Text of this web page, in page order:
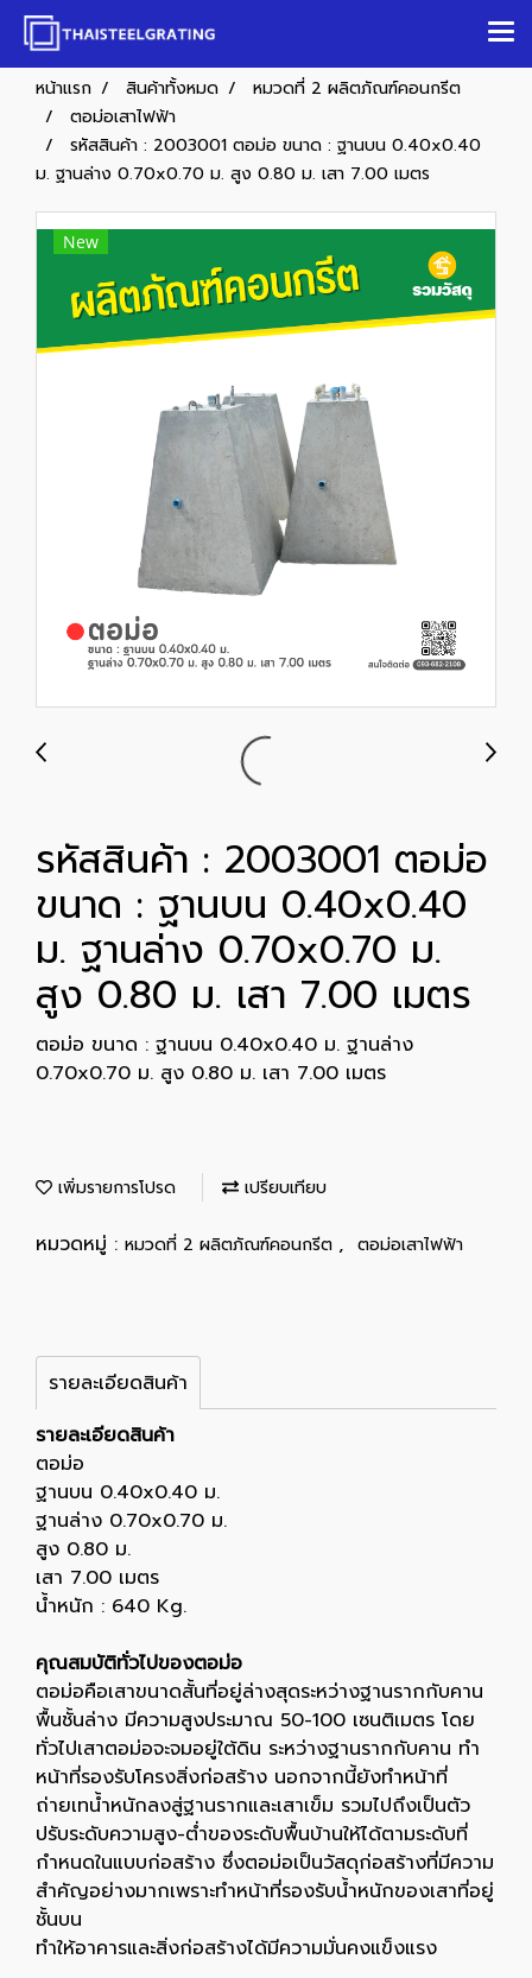
หน้าแรก สินค้าทั้งหมด
หมวดที่ 2 ผลิตภัณฑ์คอนกรีต
ตอม่อเสาไฟฟ้า
รหัสสินค้า : 2003001 ตอม่อ ขนาด : ฐานบน 0.40x0.40
ม. ฐานล่าง 0.70x0.70 ม. สูง 0.80 ม. เสา 7.00 เมตร
New
รหัสสินค้า : 2003001 ตอม่อ
ขนาด : ฐานบน 0.40x0.40
ม. ฐานล่าง 0.70x0.70 ม.
สูง 0.80 ม. เสา 7.00 เมตร
ตอม่อ ขนาด : ฐานบน 0.40x0.40 ม. ฐานล่าง
0.70x0.70 ม. สูง 0.80 ม. เสา 7.00 เมตร
เพิ่มรายการโปรด เปรียบเทียบ
หมวดหมู่ : หมวดที่ 2 ผลิตภัณฑ์คอนกรีต , ตอม่อเสาไฟฟ้า
รายละเอียดสินค้า
รายละเอียดสินค้า
ตอม่อ
ฐานบน 0.40x0.40 ม.
ฐานล่าง 0.70x0.70 ม.
สูง 0.80 ม.
เสา 7.00 เมตร
น้ำหนัก : 640 Kg.
คุณสมบัติทั่วไปของตอม่อ
ตอม่อคือเสาขนาดสั้นที่อยู่ล่างสุดระหว่างฐานรากกับคาน
พื้นชั้นล่าง มีความสูงประมาณ 50-100 เซนติเมตร โดย
ทั่วไปเสาตอม่อจะจมอยู่ใต้ดิน ระหว่างฐานรากกับคาน ทำ
หน้าที่รองรับโครงสิ่งก่อสร้าง นอกจากนี้ยังทำหน้าที่
ถ่ายเทน้ำหนักลงสู่ฐานรากและเสาเข็ม รวมไปถึงเป็นตัว
ปรับระดับความสูง-ต่ำของระดับพื้นบ้านให้ได้ตามระดับที่
กำหนดในแบบก่อสร้าง ซึ่งตอม่อเป็นวัสดุก่อสร้างที่มีความ
สำคัญอย่างมากเพราะทำหน้าที่รองรับน้ำหนักของเสาที่อยู่
ชั้นบน
ทำให้อาคารและสิ่งก่อสร้างได้มีความมั่นคงแข็งแรง